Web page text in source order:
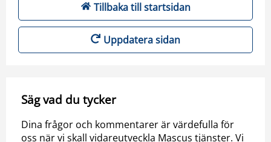
Tillbaka till startsidan
Uppdatera sidan
Säg vad du tycker
Dina frågor och kommentarer är värdefulla för
oss när vi skall vidareutveckla Mascus tjänster. Vi